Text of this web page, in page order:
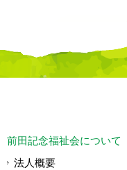
前田記念福祉会について
法人概要